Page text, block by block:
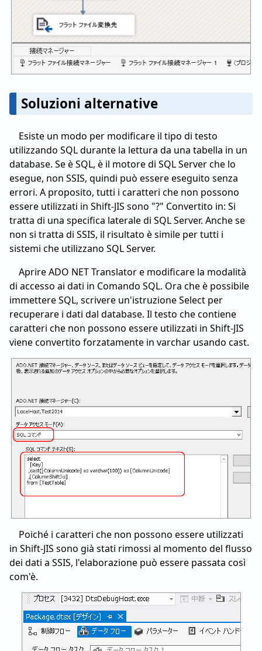
Soluzioni alternative
Esiste un modo per modificare il tipo di testo
utilizzando SQL durante la lettura da una tabella in un
database. Se è SQL, è il motore di SQL Server che lo
esegue, non SSIS, quindi può essere eseguito senza
errori. A proposito, tutti i caratteri che non possono
essere utilizzati in Shift-JIS sono "?" Convertito in: Si
tratta di una specifica laterale di SQL Server. Anche se
non si tratta di SSIS, il risultato è simile per tutti i
sistemi che utilizzano SQL Server.
Aprire ADO NET Translator e modificare la modalità
di accesso ai dati in Comando SQL. Ora che è possibile
immettere SQL, scrivere un'istruzione Select per
recuperare i dati dal database. Il testo che contiene
caratteri che non possono essere utilizzati in Shift-JIS
viene convertito forzatamente in varchar usando cast.
Poiché i caratteri che non possono essere utilizzati
in Shift-JIS sono già stati rimossi al momento del flusso
dei dati a SSIS, l'elaborazione può essere passata così
com'è.